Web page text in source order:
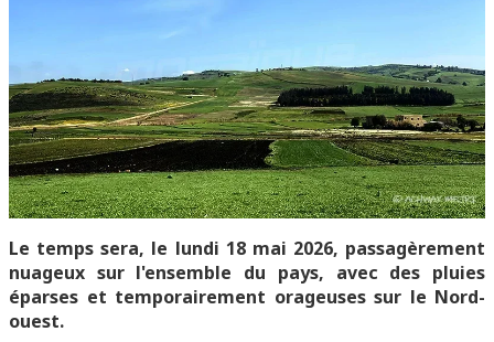
Le temps sera, le lundi 18 mai 2026, passagèrement
nuageux sur l'ensemble du pays, avec des pluies
éparses et temporairement orageuses sur le Nord-
ouest.